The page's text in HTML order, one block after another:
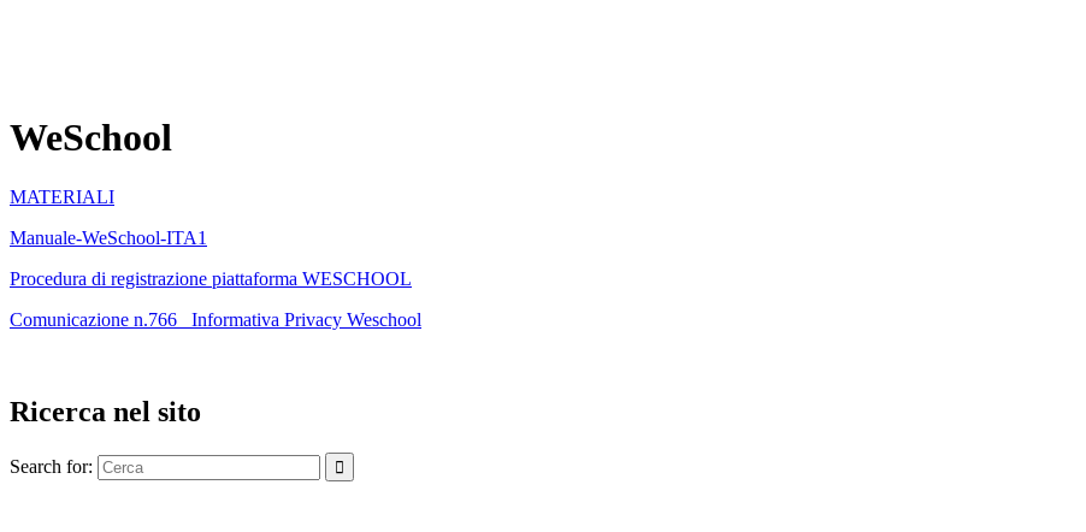
WeSchool
MATERIALI
Manuale-WeSchool-ITA1
Procedura di registrazione piattaforma WESCHOOL
Comunicazione n.766_ Informativa Privacy Weschool
Ricerca nel sito
Search for: